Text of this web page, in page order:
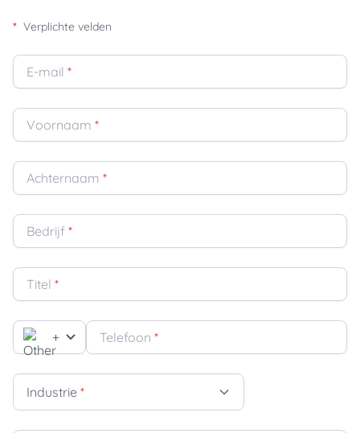
* Verplichte velden
E-mail *
Voornaam *
Achternaam *
Bedrijf *
Titel *
+ Telefoon *
Industrie *